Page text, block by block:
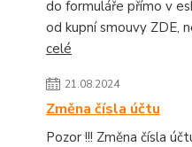
do formuláře přímo v
od kupní smouvy ZDE,
celé
21.08.2024
Změna čísla účtu
Pozor !!! Změna čísla